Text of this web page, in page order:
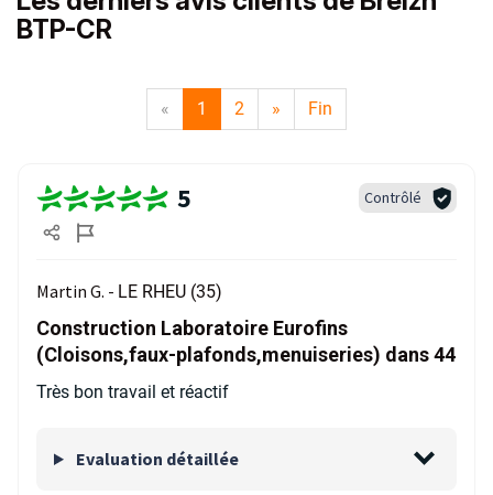
BTP-CR
« 1 2 » Fin
5 Contrôlé
Martin G. - LE RHEU (35)
Construction Laboratoire Eurofins
(Cloisons,faux-plafonds,menuiseries) dans 44
Très bon travail et réactif
Evaluation détaillée